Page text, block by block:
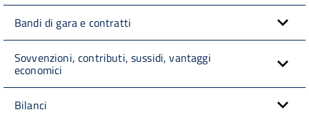
Bandi di gara e contratti
Sovvenzioni, contributi, sussidi, vantaggi
economici
Bilanci